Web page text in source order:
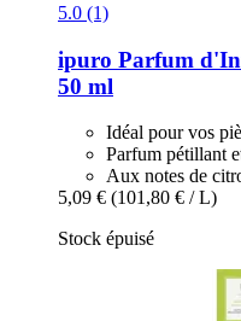
5.0 (1)
ipuro Parfum
50 ml
Idéal pour vos
Parfum pétillant
Aux notes de
5,09 € (101,80 € / L)
Stock épuisé